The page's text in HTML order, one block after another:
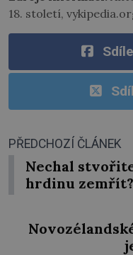
18. století,
PŘEDCHOZÍ ČLÁNEK
Nechal
hrdinu zemřít?